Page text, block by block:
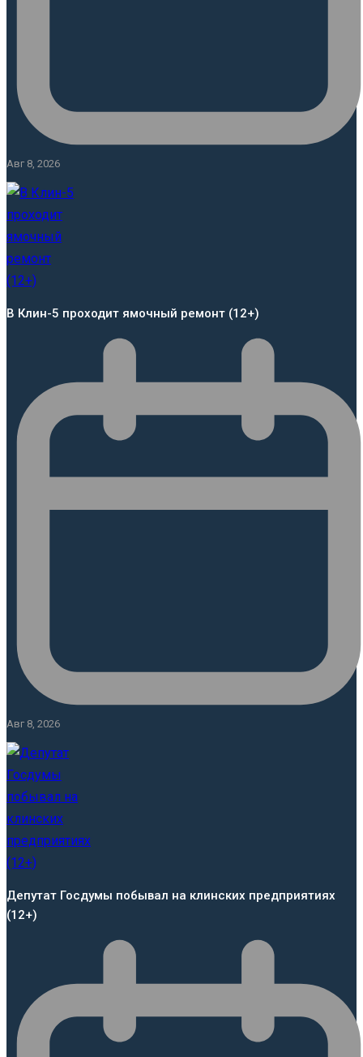
Авг 8, 2026
В Клин-5 проходит ямочный ремонт (12+)
Авг 8, 2026
Депутат Госдумы побывал на клинских предприятиях
(12+)